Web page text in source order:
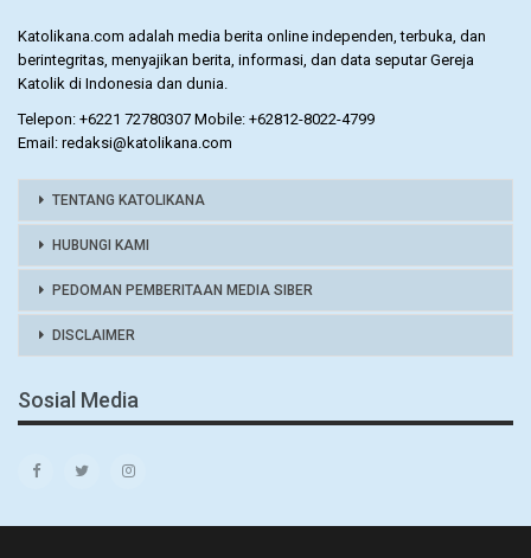
Katolikana.com adalah media berita online independen, terbuka, dan
berintegritas, menyajikan berita, informasi, dan data seputar Gereja
Katolik di Indonesia dan dunia.
Telepon: +6221 72780307 Mobile: +62812-8022-4799
Email: redaksi@katolikana.com
TENTANG KATOLIKANA
HUBUNGI KAMI
PEDOMAN PEMBERITAAN MEDIA SIBER
DISCLAIMER
Sosial Media